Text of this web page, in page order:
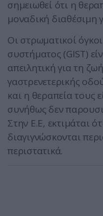
σημειωθεί ότι η
μοναδική διαθέσιμη
Οι στρωματικοί
συστήματος (GIST)
απειλητική για τη
γαστρενετερικής
και η θεραπεία τους
συνήθως δεν
Στην Ε.Ε, εκτιμάται
διαγιγνώσκονται
περιστατικά.